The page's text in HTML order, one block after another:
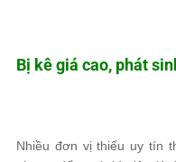
Bị kê giá cao, phát
Nhiều đơn vị thiếu uy tín